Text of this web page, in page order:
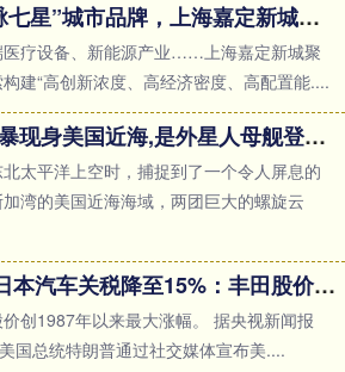
牛津配资 推出“一脉七星”城市品牌，上海嘉定新城如何吸引产业、人才？_协同发展_企业_创新
医疗设备、新能源产业……上海嘉定新城聚
建“高创新浓度、高经济密度、高配置能....
益通网 上帝之眼风暴现身美国近海,是外星人母舰登陆?分析：巨型温带气旋
太平洋上空时，捕捉到了一个令人屏息的
湾的美国近海海域，两团巨大的螺旋云
泸深A融通 美国对日本汽车关税降至15%：丰田股价盘中创38年来最大涨幅 本田创年内新高
创1987年以来最大涨幅。 据央视新闻报
国总统特朗普通过社交媒体宣布美....